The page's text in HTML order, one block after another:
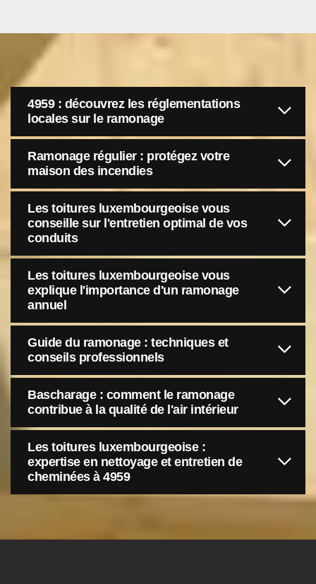
4959 : découvrez les réglementations
locales sur le ramonage
Ramonage régulier : protégez votre
maison des incendies
Les toitures luxembourgeoise vous
conseille sur l'entretien optimal de vos
conduits
Les toitures luxembourgeoise vous
explique l'importance d'un ramonage
annuel
Guide du ramonage : techniques et
conseils professionnels
Bascharage : comment le ramonage
contribue à la qualité de l'air intérieur
Les toitures luxembourgeoise :
expertise en nettoyage et entretien de
cheminées à 4959